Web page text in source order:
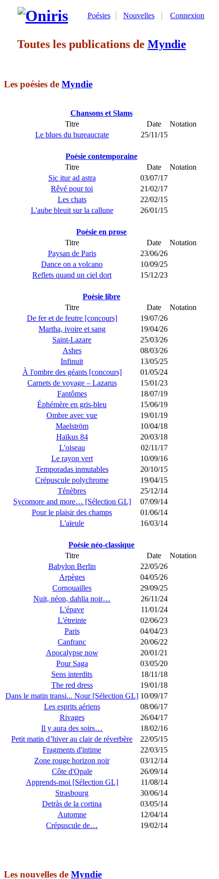
Poésies Nouvelles Connexion
Toutes les publications de Myndie
Les poésies de Myndie
Chansons et Slams
Titre
Date
Notation
Le blues du bureaucrate
25/11/15
Poésie contemporaine
Titre
Date
Notation
Sic itur ad astra
03/07/17
Rêvé pour toi
21/02/17
Les chats
22/02/15
L'aube bleuit sur la callune
26/01/15
Poésie en prose
Titre
Date
Notation
Paysan de Paris
23/06/26
Dance on a volcano
10/09/25
Reflets quand un ciel dort
15/12/23
Poésie libre
Titre
Date
Notation
De fer et de feutre [concours]
19/07/26
Martha, ivoire et sang
19/04/26
Saint-Lazare
25/03/26
Ashes
08/03/26
Infinuit
13/05/25
À l'ombre des géants [concours]
01/05/24
Carnets de voyage – Lazarus
15/01/23
Fantômes
18/07/19
Éphémère en gris-bleu
15/06/19
Ombre avec vue
19/01/19
Maelström
10/04/18
Haïkus 84
20/03/18
L'oiseau
02/11/17
Le rayon vert
10/09/16
Temporadas inmutables
20/10/15
Crépuscule polychrome
19/04/15
Ténèbres
25/12/14
Sycomore and more… [Sélection GL]
07/09/14
Pour le plaisir des champs
01/06/14
L'aïeule
16/03/14
Poésie néo-classique
Titre
Date
Notation
Babylon Berlin
22/05/26
Arpèges
04/05/26
Cornouailles
29/09/25
Nuit, néon, dahlia noir…
26/11/24
L'épave
11/01/24
L'étreinte
02/06/23
Paris
04/04/23
Canfranc
20/06/22
Apocalypse now
20/01/21
Pour Saga
03/05/20
Sens interdits
18/11/18
The red dress
19/01/18
Dans le matin transi... Nour [Sélection GL] 10/09/17
Les esprits aériens
08/06/17
Rivages
26/04/17
Il y aura des soirs…
18/02/16
Petit matin d’hiver au clair de réverbère
22/05/15
Fragments d'intime
22/03/15
Zone rouge horizon noir
03/12/14
Côte d'Opale
26/09/14
Apprends-moi [Sélection GL]
11/08/14
Strasbourg
30/06/14
Detràs de la cortina
03/05/14
Automne
12/04/14
Crépuscule de…
19/02/14
Les nouvelles de Myndie